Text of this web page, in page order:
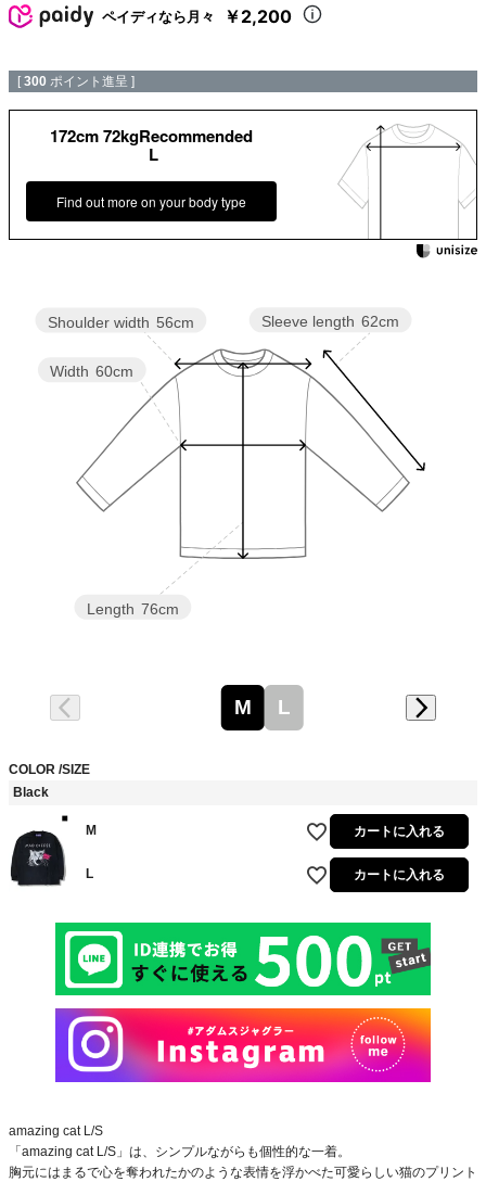
ペイディなら月々 ￥2,200
[ 300 ポイント進呈 ]
172cm 72kgRecommended
L
Find out more on your body type
Sleeve length 62cm
Length 76cm
Width 60cm
Shoulder width 56cm
M L
COLOR SIZE
Black
M カートに入れる
L カートに入れる
amazing cat L/S
「amazing cat L/S」は、シンプルながらも個性的な一着。
胸元にはまるで心を奪われたかのような表情を浮かべた可愛らしい猫のプリント